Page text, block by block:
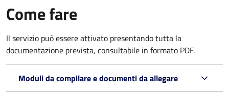
Come fare
Il servizio può essere attivato presentando tutta la
documentazione prevista, consultabile in formato PDF.
Moduli da compilare e documenti da allegare